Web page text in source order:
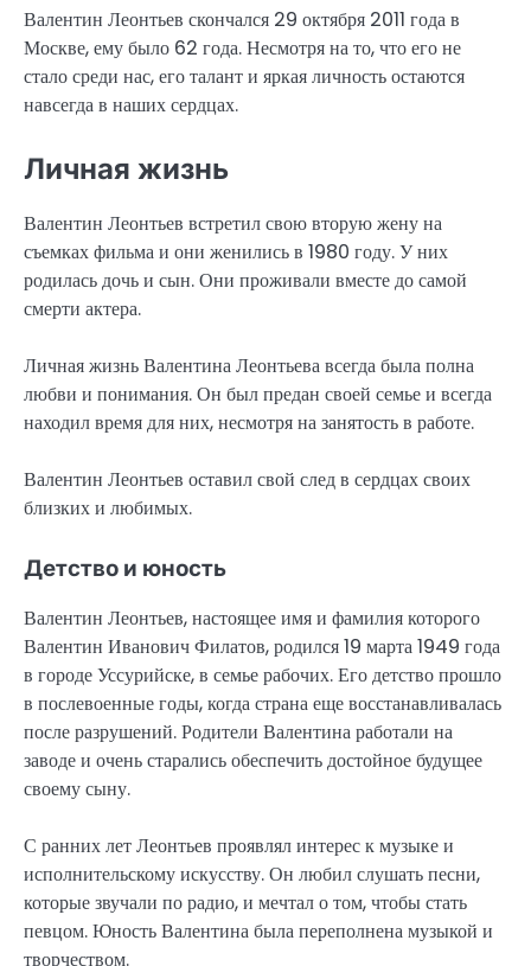
Валентин Леонтьев скончался 29 октября 2011 года в
Москве, ему было 62 года. Несмотря на то, что его не
стало среди нас, его талант и яркая личность остаются
навсегда в наших сердцах.
Личная жизнь
Валентин Леонтьев встретил свою вторую жену на
съемках фильма и они женились в 1980 году. У них
родилась дочь и сын. Они проживали вместе до самой
смерти актера.
Личная жизнь Валентина Леонтьева всегда была полна
любви и понимания. Он был предан своей семье и всегда
находил время для них, несмотря на занятость в работе.
Валентин Леонтьев оставил свой след в сердцах своих
близких и любимых.
Детство и юность
Валентин Леонтьев, настоящее имя и фамилия которого
Валентин Иванович Филатов, родился 19 марта 1949 года
в городе Уссурийске, в семье рабочих. Его детство прошло
в послевоенные годы, когда страна еще восстанавливалась
после разрушений. Родители Валентина работали на
заводе и очень старались обеспечить достойное будущее
своему сыну.
С ранних лет Леонтьев проявлял интерес к музыке и
исполнительскому искусству. Он любил слушать песни,
которые звучали по радио, и мечтал о том, чтобы стать
певцом. Юность Валентина была переполнена музыкой и
творчеством.